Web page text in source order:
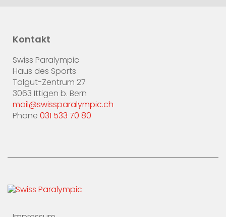
Kontakt
Swiss Paralympic
Haus des Sports
Talgut-Zentrum 27
3063 Ittigen b. Bern
mail@swissparalympic.ch
Phone 031 533 70 80